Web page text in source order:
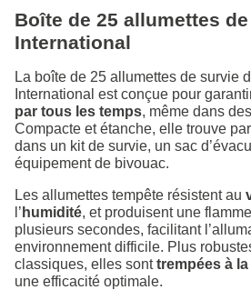
Boîte de 25 allumettes
International
La boîte de 25 allumettes de survie
International est conçue pour
par tous les temps, même dans
Compacte et étanche, elle trouve
dans un kit de survie, un sac
équipement de bivouac.
Les allumettes tempête résistent au
l’ humidité, et produisent une
plusieurs secondes, facilitant
environnement difficile. Plus
classiques, elles sonttrempées à
une efficacité optimale.